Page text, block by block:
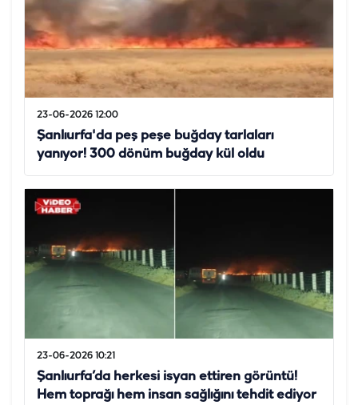
23-06-2026 12:00
Şanlıurfa'da peş peşe buğday tarlaları
yanıyor! 300 dönüm buğday kül oldu
23-06-2026 10:21
Şanlıurfa’da herkesi isyan ettiren görüntü!
Hem toprağı hem insan sağlığını tehdit ediyor